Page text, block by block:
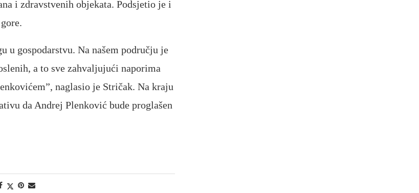
i zdravstvenih objekata. Podsjetio je i
gospodarstvu. Na našem području je
a to sve zahvaljujući naporima
naglasio je Stričak. Na kraju
da Andrej Plenković bude proglašen